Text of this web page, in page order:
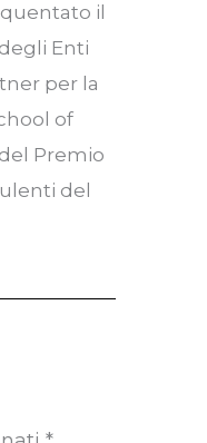
il
Enti
per la
of
Premio
del